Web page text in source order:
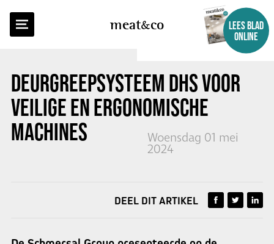
meatco
LEES BLAD
ONLINE
DEURGREEPSYSTEEM DHS VOOR
VEILIGE EN ERGONOMISCHE
MACHINES
Woensdag 01 mei
2024
TERUG NAAR OVERZICHT
DEEL DIT ARTIKEL